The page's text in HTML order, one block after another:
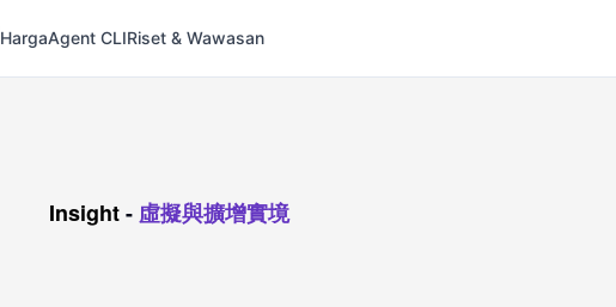
HargaAgent CLIRiset & Wawasan
Insight- 虛擬與擴增實境